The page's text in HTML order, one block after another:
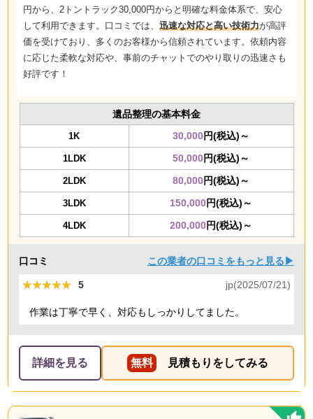
円から、2トントラック30,000円からと明確な料金体系で、安心
して利用できます。口コミでは、 迅速な対応と高い技術力が高評
価を受けており、多くのお客様から信頼されています。依頼内容
に応じた柔軟な対応や、事前のチャットでのやり取りの迅速さも
好評です！
遺品整理の基本料金
1K 30,000円(税込)～
1LDK 50,000円(税込)～
2LDK 80,000円(税込)～
3LDK 150,000円(税込)～
4LDK 200,000円(税込)～
口コミ この業者の口コミをもっと見る▶
★★★★★
★★★★★ 5 jp(2025/07/21)
作業は丁寧で早く、対応もしっかりしてました。
詳細を見る 無料 見積もりをしてみる